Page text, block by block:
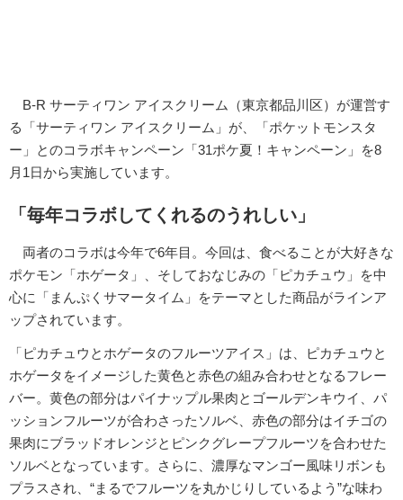
B-R サーティワン アイスクリーム（東京都品川区）が運営す
る「サーティワン アイスクリーム」が、「ポケットモンスタ
ー」とのコラボキャンペーン「31ポケ夏！キャンペーン」を8
月1日から実施しています。
「毎年コラボしてくれるのうれしい」
両者のコラボは今年で6年目。今回は、食べることが大好きな
ポケモン「ホゲータ」、そしておなじみの「ピカチュウ」を中
心に「まんぷくサマータイム」をテーマとした商品がラインア
ップされています。
「ピカチュウとホゲータのフルーツアイス」は、ピカチュウと
ホゲータをイメージした黄色と赤色の組み合わせとなるフレー
バー。黄色の部分はパイナップル果肉とゴールデンキウイ、パ
ッションフルーツが合わさったソルベ、赤色の部分はイチゴの
果肉にブラッドオレンジとピンクグレープフルーツを合わせた
ソルベとなっています。さらに、濃厚なマンゴー風味リボンも
プラスされ、“まるでフルーツを丸かじりしているよう”な味わ